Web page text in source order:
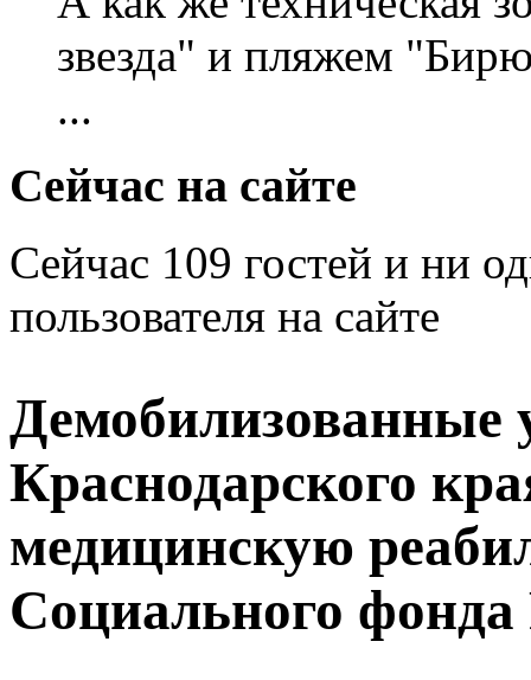
звезда" и пляжем
...
Сейчас на сайте
Сейчас 109 гостей и ни
пользователя на сайте
Демобилизованные
Краснодарского
медицинскую
Социального фонда